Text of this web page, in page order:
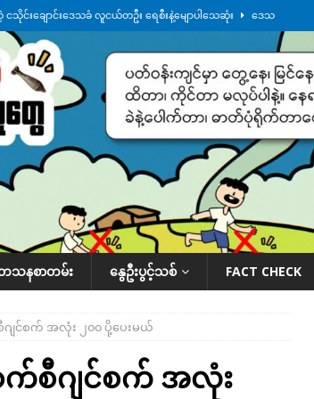
သိုင်းချောင်းဒေသခံ လူငယ်တဦး ရေစီးနဲ့မျောပါသေဆုံး ဒေသ
းလိုင်းတွေ ပြတ်တောက်နေ ဒေသအလိုက် သတင်းကဏ္ဍ
တွေ ဆက်တိုက်ဖြစ် ဒေသအလိုက် သတင်းကဏ္ဍ
ာက်ကိုရီးယား ဝေဖန် နိုင်ငံတကာရေးရာ
ာ ငသိုင်းချောင်းမြို့ကို ရေစတင်ရောက်ရှိ ဒေသအလိုက် သတင်း
သနစာတမ်း နွေဦးပွင့်သစ် FACT CHECK
ျင်စက် အလုံး ၂၀၀ ပို့ပေးမယ်
က်စီဂျင်စက် အလုံး